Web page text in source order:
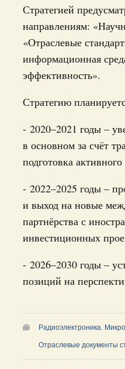
Стратегией
направлениям:
«Отраслевые
информационная
эффективность».
Стратегию
- 2020–2021 годы –
в основном за счёт
подготовка
- 2022–2025 годы –
и выход на новые
партнёрства с
инвестиционных
- 2026–2030 годы –
позиций на
Радиоэлектроника.
Отраслевые документы
кредитам ещё
июля 2026 года №2016-р
ситуации и
выделило
Дагестану и
от наводнения
июля 2026 года №1999-р и
30 июля,
бензина и дизельного
ввело новый
топлива и
30 июля 2026 года №952, №953,
и среднее
выделило
на поддержку